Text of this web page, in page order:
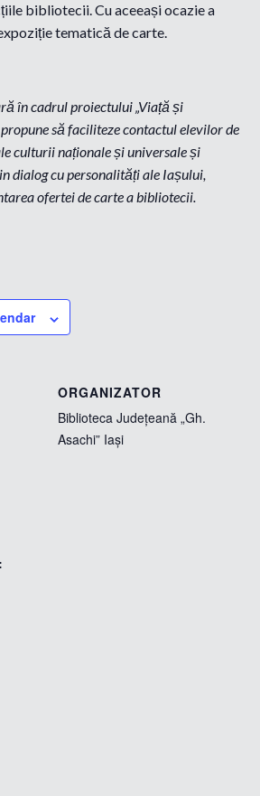
bibliotecii. Cu aceeași ocazie a
tematică de carte.
în cadrul proiectului „Viață și
să faciliteze contactul elevilor de
culturii naționale și universale și
dialog cu personalități ale Iașului,
ofertei de carte a bibliotecii.
ORGANIZATOR
Biblioteca Județeană „Gh.
Asachi” Iași